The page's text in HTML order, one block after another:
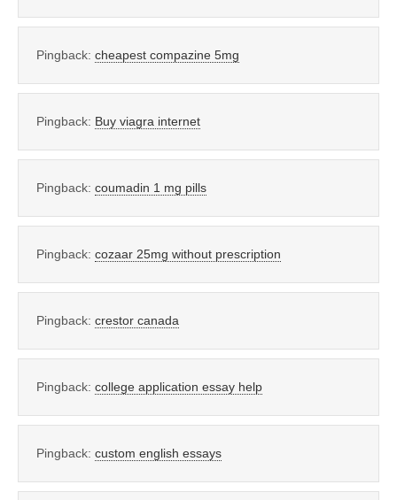
Pingback: cheapest compazine 5mg
Pingback: Buy viagra internet
Pingback: coumadin 1 mg pills
Pingback: cozaar 25mg without prescription
Pingback: crestor canada
Pingback: college application essay help
Pingback: custom english essays